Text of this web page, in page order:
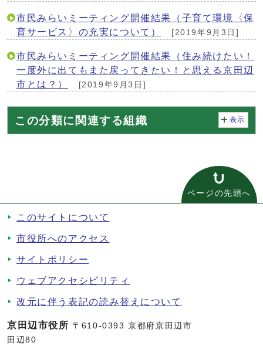
市民みらいミーティング開催結果（子育て環境〈保
育サービス〉の充実について）
[2019年9月3日]
市民みらいミーティング開催結果（住み続けたい！
一度外に出てもまた戻ってきたい！と思える京田辺
市とは？）
[2019年9月3日]
この分類に関連する組織 表示
ページの先頭へ
このサイトについて
市役所へのアクセス
サイトポリシー
ウェブアクセシビリティ
改元に伴う表記の読み替えについて
京田辺市役所 〒610-0393 京都府京田辺市
田辺80